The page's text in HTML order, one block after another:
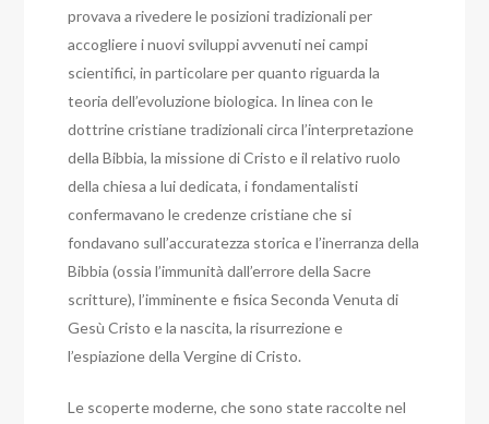
provava a rivedere le posizioni tradizionali per
accogliere i nuovi sviluppi avvenuti nei campi
scientifici, in particolare per quanto riguarda la
teoria dell’evoluzione biologica. In linea con le
dottrine cristiane tradizionali circa l’interpretazione
della Bibbia, la missione di Cristo e il relativo ruolo
della chiesa a lui dedicata, i fondamentalisti
confermavano le credenze cristiane che si
fondavano sull’accuratezza storica e l’inerranza della
Bibbia (ossia l’immunità dall’errore della Sacre
scritture), l’imminente e fisica Seconda Venuta di
Gesù Cristo e la nascita, la risurrezione e
l’espiazione della Vergine di Cristo.
Le scoperte moderne, che sono state raccolte nel